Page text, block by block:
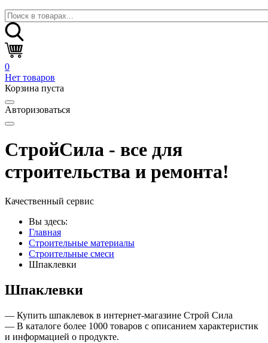
0
Нет товаров
Корзина пуста
Авторизоваться
СтройСила - все для
строительства и ремонта!
Качественный сервис
Вы здесь:
Главная
Строительные материалы
Строительные смеси
Шпаклевки
Шпаклевки
— Купить шпаклевок в интернет-магазине Строй Сила
— В каталоге более 1000 товаров с описанием характеристик
и информацией о продукте.